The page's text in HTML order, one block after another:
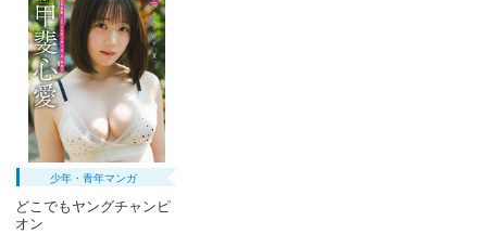
少年・青年マンガ
どこでもヤングチャンピ
オン